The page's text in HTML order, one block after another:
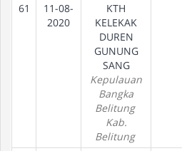
61
11-08-
2020
KTH
KELEKAK
DUREN
GUNUNG
SANG
Kepulauan
Bangka
Belitung
Kab.
Belitung